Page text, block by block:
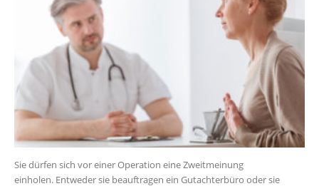
Sie dürfen sich vor einer Operation eine Zweitmeinung
einholen. Entweder sie beauftragen ein Gutachterbüro oder sie